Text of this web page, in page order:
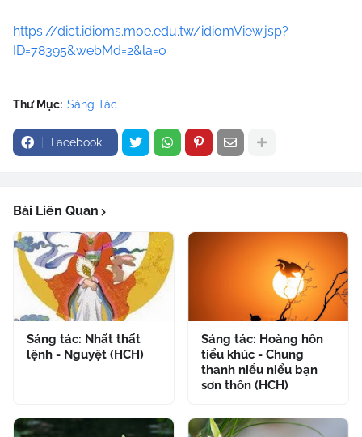
https://dict.idioms.moe.edu.tw/idiomView.jsp?
ID=78395&webMd=2&la=0
Thư Mục: Sáng Tác
Facebook
Bài Liên Quan
Sáng tác: Nhất thất
lệnh - Nguyệt (HCH)
Sáng tác: Hoàng hôn
tiểu khúc - Chung
thanh niểu niểu bạn
sơn thôn (HCH)